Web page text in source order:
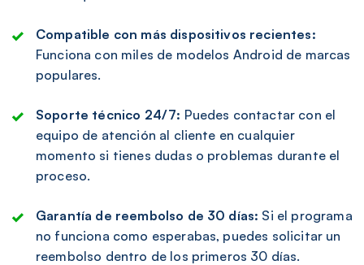
Compatible con más dispositivos recientes:
Funciona con miles de modelos Android de marcas
populares.
Soporte técnico 24/7: Puedes contactar con el
equipo de atención al cliente en cualquier
momento si tienes dudas o problemas durante el
proceso.
Garantía de reembolso de 30 días: Si el programa
no funciona como esperabas, puedes solicitar un
reembolso dentro de los primeros 30 días.